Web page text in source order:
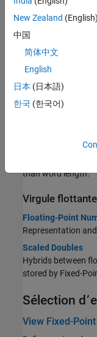
A weighted sum of
Fixed-point data
numerictype of
Fields and settings
Fixed-Point
Fraction Lengths
Definitions for
than word length.
Virgule flottante
Floating-Point
Representation
Scaled Doubles
Hybrids between
stored by Fixed-
Sélection
View Fixed-
New Zealand (English)
中国
简体中文
English
日本 (日本語)
한국 (한국어)